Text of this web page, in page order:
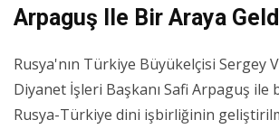
Arpaguş Ile Bir Araya
Rusya'nın Türkiye Büyükelçisi Sergey
Diyanet İşleri Başkanı Safi Arpaguş ile
Rusya-Türkiye dini işbirliğinin